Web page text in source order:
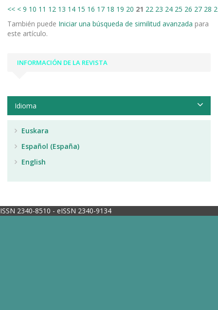
<< < 9 10 11 12 13 14 15 16 17 18 19 20 21 22 23 24 25 26 27 28
También puede Iniciar una búsqueda de similitud avanzada para
este artículo.
INFORMACIÓN DE LA REVISTA
Idioma
Euskara
Español (España)
English
ISSN 2340-8510 - eISSN 2340-9134